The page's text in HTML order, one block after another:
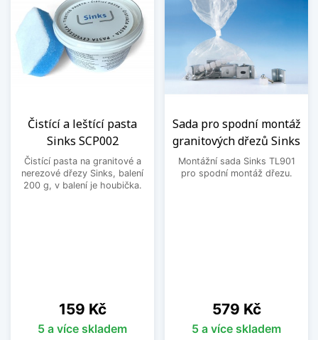
Čistící a leštící pasta
Sinks SCP002
Čistící pasta na granitové a
nerezové dřezy Sinks, balení
200 g, v balení je houbička.
Cena
159 Kč
5 a více skladem
Sada pro spodní montáž
granitových dřezů Sinks
Montážní sada Sinks TL901
pro spodní montáž dřezu.
Cena
579 Kč
5 a více skladem